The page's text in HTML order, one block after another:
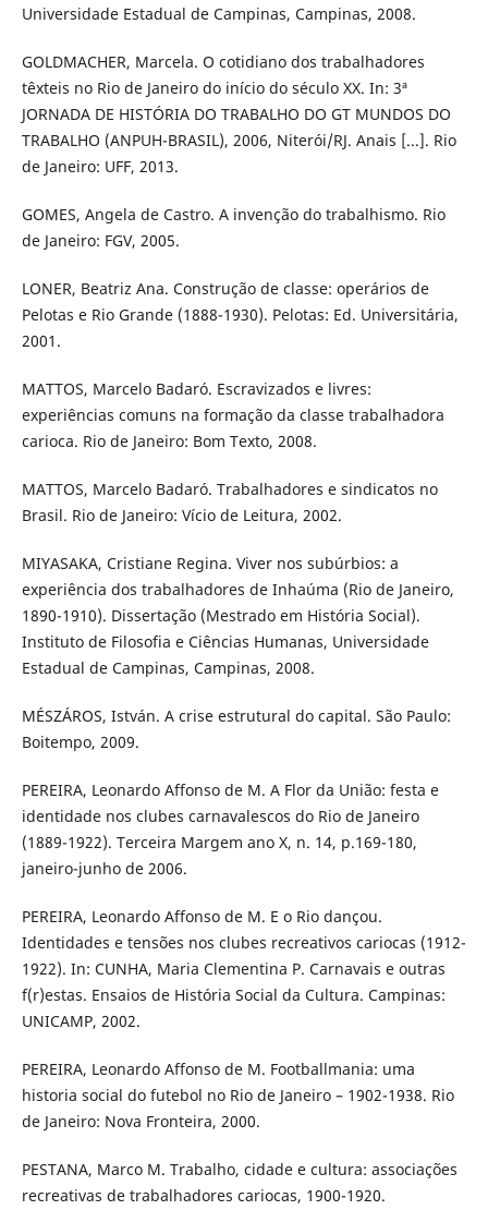
Universidade Estadual de Campinas, Campinas, 2008.
GOLDMACHER, Marcela. O cotidiano dos trabalhadores
têxteis no Rio de Janeiro do início do século XX. In: 3ª
JORNADA DE HISTÓRIA DO TRABALHO DO GT MUNDOS DO
TRABALHO (ANPUH-BRASIL), 2006, Niterói/RJ. Anais [...]. Rio
de Janeiro: UFF, 2013.
GOMES, Angela de Castro. A invenção do trabalhismo. Rio
de Janeiro: FGV, 2005.
LONER, Beatriz Ana. Construção de classe: operários de
Pelotas e Rio Grande (1888-1930). Pelotas: Ed. Universitária,
2001.
MATTOS, Marcelo Badaró. Escravizados e livres:
experiências comuns na formação da classe trabalhadora
carioca. Rio de Janeiro: Bom Texto, 2008.
MATTOS, Marcelo Badaró. Trabalhadores e sindicatos no
Brasil. Rio de Janeiro: Vício de Leitura, 2002.
MIYASAKA, Cristiane Regina. Viver nos subúrbios: a
experiência dos trabalhadores de Inhaúma (Rio de Janeiro,
1890-1910). Dissertação (Mestrado em História Social).
Instituto de Filosofia e Ciências Humanas, Universidade
Estadual de Campinas, Campinas, 2008.
MÉSZÁROS, István. A crise estrutural do capital. São Paulo:
Boitempo, 2009.
PEREIRA, Leonardo Affonso de M. A Flor da União: festa e
identidade nos clubes carnavalescos do Rio de Janeiro
(1889-1922). Terceira Margem ano X, n. 14, p.169-180,
janeiro-junho de 2006.
PEREIRA, Leonardo Affonso de M. E o Rio dançou.
Identidades e tensões nos clubes recreativos cariocas (1912-
1922). In: CUNHA, Maria Clementina P. Carnavais e outras
f(r)estas. Ensaios de História Social da Cultura. Campinas:
UNICAMP, 2002.
PEREIRA, Leonardo Affonso de M. Footballmania: uma
historia social do futebol no Rio de Janeiro – 1902-1938. Rio
de Janeiro: Nova Fronteira, 2000.
PESTANA, Marco M. Trabalho, cidade e cultura: associações
recreativas de trabalhadores cariocas, 1900-1920.